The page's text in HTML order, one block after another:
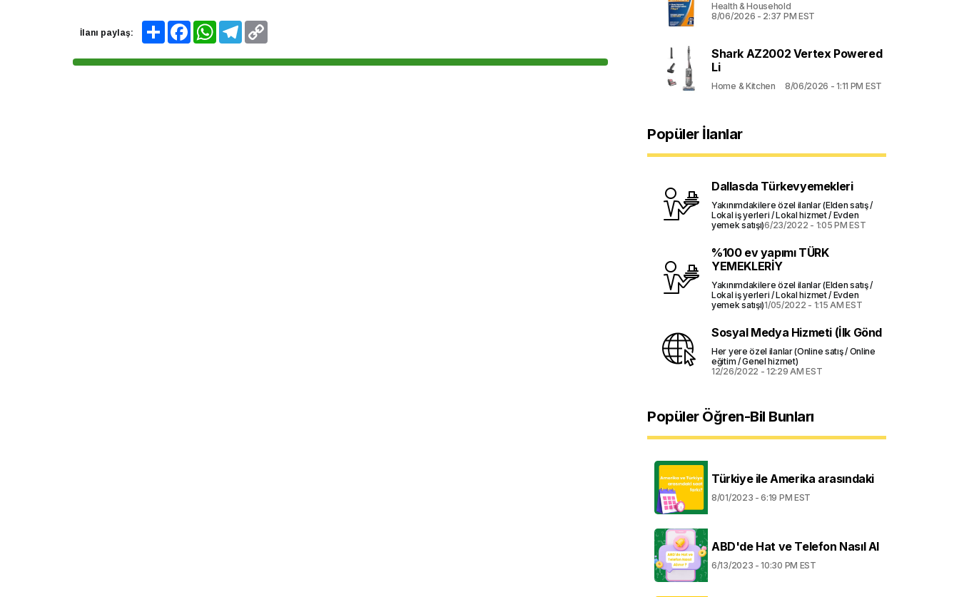
İlanı paylaş:
Share FacebookWhatsApp
Telegram
Health & Household
8/06/2026 - 2:37 PM EST
Shark AZ2002 Vertex Powered
Li
Home & Kitchen 8/06/2026 - 1:11 PM EST
Popüler İlanlar
Dallasda Türkevyemekleri
Yakınımdakilere özel ilanlar (Elden satış /
Lokal iş yerleri / Lokal hizmet / Evden
yemek satışı)6/23/2022 - 1:05 PM EST
%100 ev yapımı TÜRK
YEMEKLERİY
Yakınımdakilere özel ilanlar (Elden satış /
Lokal iş yerleri / Lokal hizmet / Evden
yemek satışı)1/05/2022 - 1:15 AM EST
Sosyal Medya Hizmeti (İlk Gönd
Her yere özel ilanlar (Online satış / Online
eğitim / Genel hizmet)
12/26/2022 - 12:29 AM EST
Popüler Öğren-Bil Bunları
Türkiye ile Amerika arasındaki
8/01/2023 - 6:19 PM EST
ABD'de Hat ve Telefon Nasıl Al
6/13/2023 - 10:30 PM EST